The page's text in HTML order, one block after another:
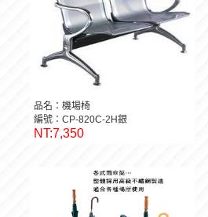
品名：機場椅
編號：CP-820C-2H銀
NT:7,350